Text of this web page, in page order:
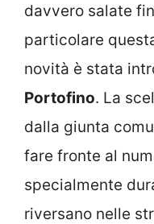
davvero salate
particolare
novità è stata
Portofino. La
dalla giunta
fare fronte al
specialmente
riversano nelle